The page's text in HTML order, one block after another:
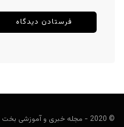
© 2020 - مجله خبری و آموزشی بخت